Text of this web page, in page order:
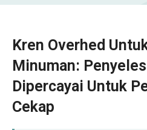
Kren Overhed
Minuman:
Dipercayai Untuk
Cekap
Kiswahili
Dansk
Norsk
O‘zbekcha